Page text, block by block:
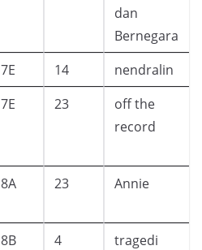
dan
Bernegara
7E 14
nendralin
7E 23
off the
record
8A 23 Annie
8B 4
tragedi